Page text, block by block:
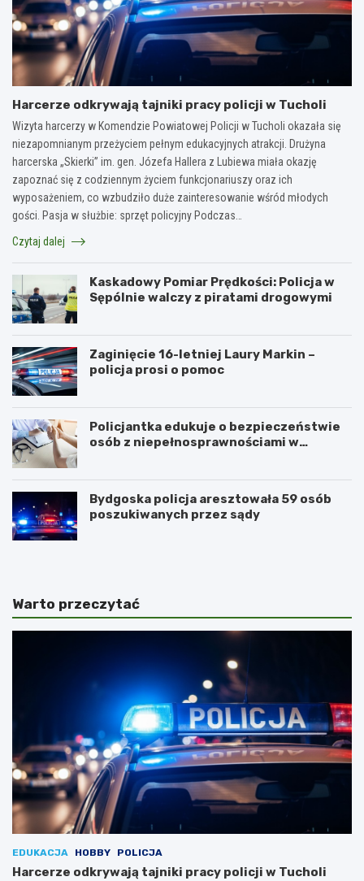
Harcerze odkrywają tajniki pracy policji w Tucholi
Wizyta harcerzy w Komendzie Powiatowej Policji w Tucholi okazała się
niezapomnianym przeżyciem pełnym edukacyjnych atrakcji. Drużyna
harcerska „Skierki” im. gen. Józefa Hallera z Lubiewa miała okazję
zapoznać się z codziennym życiem funkcjonariuszy oraz ich
wyposażeniem, co wzbudziło duże zainteresowanie wśród młodych
gości. Pasja w służbie: sprzęt policyjny Podczas…
Czytaj dalej
Kaskadowy Pomiar Prędkości: Policja w
Sępólnie walczy z piratami drogowymi
Zaginięcie 16-letniej Laury Markin –
policja prosi o pomoc
Policjantka edukuje o bezpieczeństwie
osób z niepełnosprawnościami w
Bydgoska policja aresztowała 59 osób
poszukiwanych przez sądy
Warto przeczytać
EDUKACJA HOBBY POLICJA
Harcerze odkrywają tajniki pracy policji w Tucholi